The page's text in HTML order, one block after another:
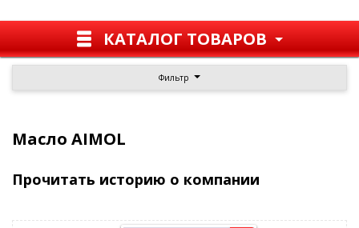
КАТАЛОГ ТОВАРОВ
Фильтр
Масло AIMOL
Прочитать историю о компании